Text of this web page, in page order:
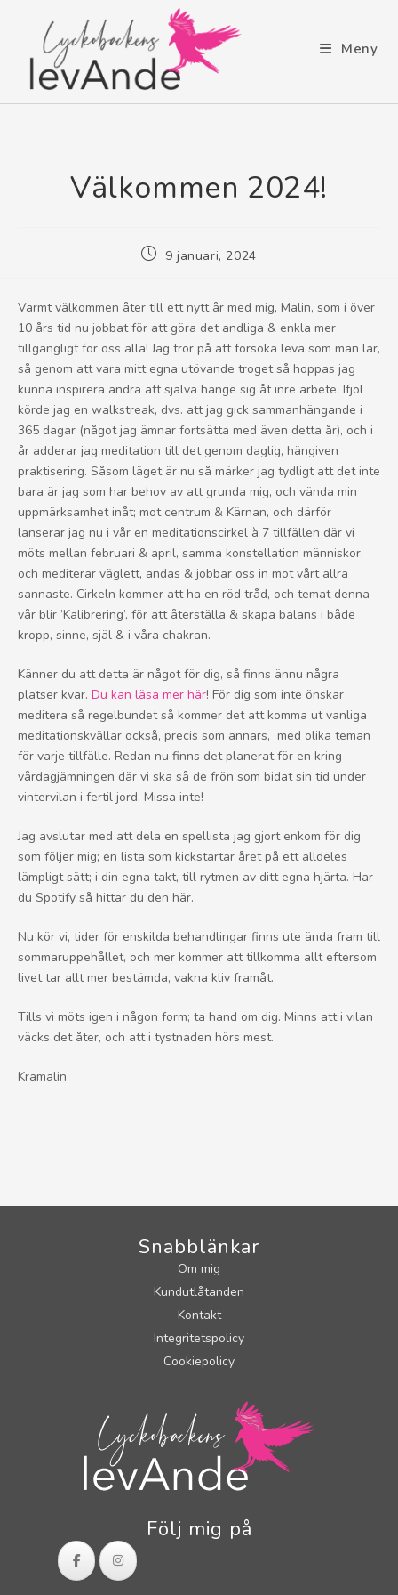
Meny
Välkommen 2024!
9 januari, 2024
Varmt välkommen åter till ett nytt år med mig, Malin, som i över
10 års tid nu jobbat för att göra det andliga & enkla mer
tillgängligt för oss alla! Jag tror på att försöka leva som man lär,
så genom att vara mitt egna utövande troget så hoppas jag
kunna inspirera andra att själva hänge sig åt inre arbete. Ifjol
körde jag en walkstreak, dvs. att jag gick sammanhängande i
365 dagar (något jag ämnar fortsätta med även detta år), och i
år adderar jag meditation till det genom daglig, hängiven
praktisering. Såsom läget är nu så märker jag tydligt att det inte
bara är jag som har behov av att grunda mig, och vända min
uppmärksamhet inåt; mot centrum & Kärnan, och därför
lanserar jag nu i vår en meditationscirkel à 7 tillfällen där vi
möts mellan februari & april, samma konstellation människor,
och mediterar väglett, andas & jobbar oss in mot vårt allra
sannaste. Cirkeln kommer att ha en röd tråd, och temat denna
vår blir ’Kalibrering’, för att återställa & skapa balans i både
kropp, sinne, själ & i våra chakran.
Känner du att detta är något för dig, så finns ännu några
platser kvar. Du kan läsa mer här! För dig som inte önskar
meditera så regelbundet så kommer det att komma ut vanliga
meditationskvällar också, precis som annars, med olika teman
för varje tillfälle. Redan nu finns det planerat för en kring
vårdagjämningen där vi ska så de frön som bidat sin tid under
vintervilan i fertil jord. Missa inte!
Jag avslutar med att dela en spellista jag gjort enkom för dig
som följer mig; en lista som kickstartar året på ett alldeles
lämpligt sätt; i din egna takt, till rytmen av ditt egna hjärta. Har
du Spotify så hittar du den här.
Nu kör vi, tider för enskilda behandlingar finns ute ända fram till
sommaruppehållet, och mer kommer att tillkomma allt eftersom
livet tar allt mer bestämda, vakna kliv framåt.
Tills vi möts igen i någon form; ta hand om dig. Minns att i vilan
väcks det åter, och att i tystnaden hörs mest.
Kramalin
Snabblänkar
Om mig
Kundutlåtanden
Kontakt
Integritetspolicy
Cookiepolicy
Följ mig på